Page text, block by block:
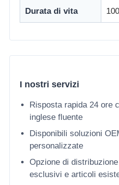
Schermo del film
Display LED trasparente
Schermo LED Volante per
schermo a led olografico
Durata di vita
I nostri servizi
Risposta rapida 24 ore
inglese fluente
Disponibili soluzioni
personalizzate
Opzione di
esclusivi e articoli